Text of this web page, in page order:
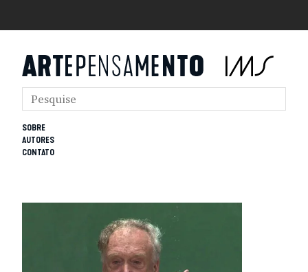
SOBRE
AUTORES
CONTATO